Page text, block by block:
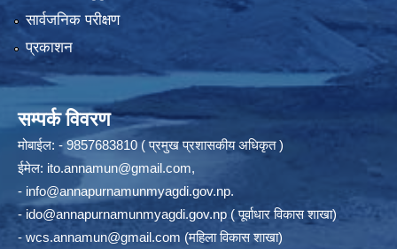
सार्वजनिक परीक्षण
प्रकाशन
सम्पर्क विवरण
मोबाईल: - 9857683810 ( प्रमुख प्रशासकीय अधिकृत )
ईमेल: ito.annamun@gmail.com,
- info@annapurnamunmyagdi.gov.np.
- ido@annapurnamunmyagdi.gov.np ( पूर्वाधार विकास शाखा)
- wcs.annamun@gmail.com (महिला विकास शाखा)